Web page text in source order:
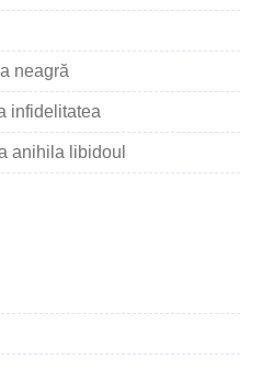
neagră
infidelitatea
anihila libidoul